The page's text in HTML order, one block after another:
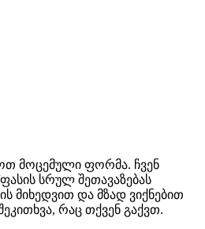
მოცემული ფორმა. ჩვენ
სრულ შეთავაზებას
მიხედვით და მზად ვიქნებით
რაც თქვენ გაქვთ.